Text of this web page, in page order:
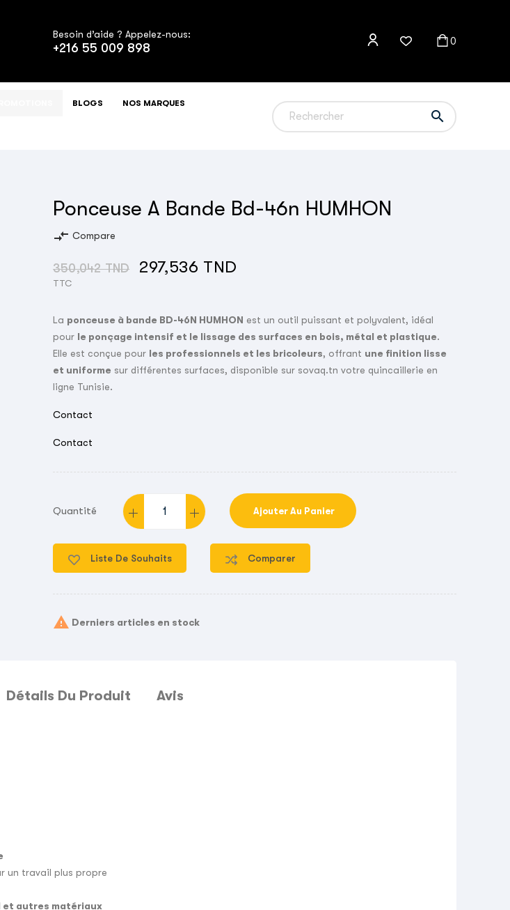
Besoin d’aide ? Appelez-nous:
+216 55 009 898
0
BLOGS NOS MARQUES

Ponceuse A Bande Bd-46n HUMHON
compare_arrows Compare
350,042 TND 297,536 TND
TTC
La ponceuse à bande BD-46N HUMHON est un outil puissant et polyvalent, idéal
pour le ponçage intensif et le lissage des surfaces en bois, métal et plastique.
Elle est conçue pour les professionnels et les bricoleurs, offrant une finition lisse
et uniforme sur différentes surfaces, disponible sur sovaq.tn votre quincaillerie en
ligne Tunisie.
Contact
Contact
Quantité Ajouter Au Panier
Liste De Souhaits Comparer
 Derniers articles en stock
Détails Du Produit Avis
un travail plus propre
et autres matériaux